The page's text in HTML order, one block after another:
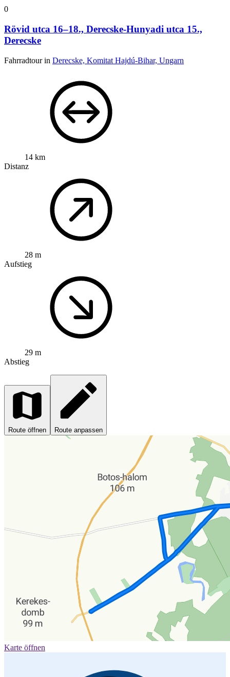
0
Rövid utca 16–18., Derecske-Hunyadi utca 15.,
Derecske
Fahrradtour in Derecske, Komitat Hajdú-Bihar, Ungarn
14 km
Distanz
28 m
Aufstieg
29 m
Abstieg
Route öffnen Route anpassen
Karte öffnen